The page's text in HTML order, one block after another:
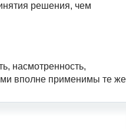
решения, чем
насмотренность,
вполне применимы те же